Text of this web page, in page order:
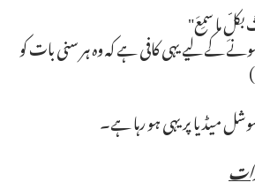
بكلِّ ما سمِعَ"
کے لیے یہی کافی ہے کہ وہ ہر سنی بات کو
میڈیا پر یہی ہو رہا ہے۔